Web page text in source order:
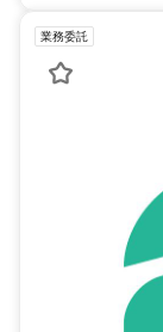
業務委託